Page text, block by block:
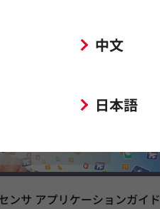
中文
日本語
ンサ アプリケーションガイド